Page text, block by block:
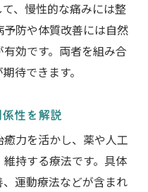
、慢性的な痛みには整
防や体質改善には自然
効です。両者を組み合
待できます。
性を解説
力を活かし、薬や人工
持する療法です。具体
運動療法などが含まれ